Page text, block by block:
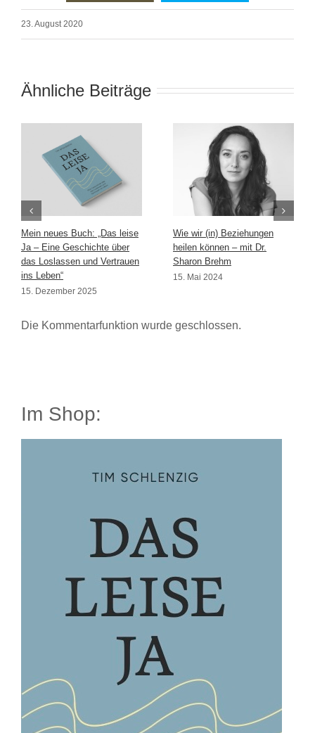
23. August 2020
Ähnliche Beiträge
Mein neues Buch: „Das leise
Ja – Eine Geschichte über
das Loslassen und Vertrauen
ins Leben“
15. Dezember 2025
Wie wir (in) Beziehungen
heilen können – mit Dr.
Sharon Brehm
15. Mai 2024
Die Kommentarfunktion wurde geschlossen.
Im Shop: